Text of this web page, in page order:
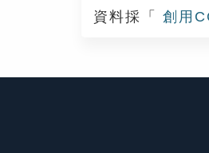
資料採「
創用